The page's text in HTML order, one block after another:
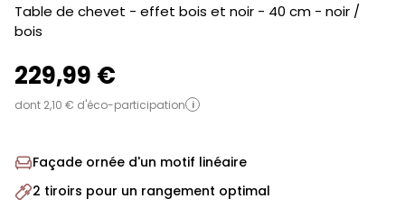
-
Table de chevet - effet bois et noir - 40 cm - noir /
bois
229,99 €
dont 2,10 € d'éco-participation i
Façade ornée d'un motif linéaire
2 tiroirs pour un rangement optimal